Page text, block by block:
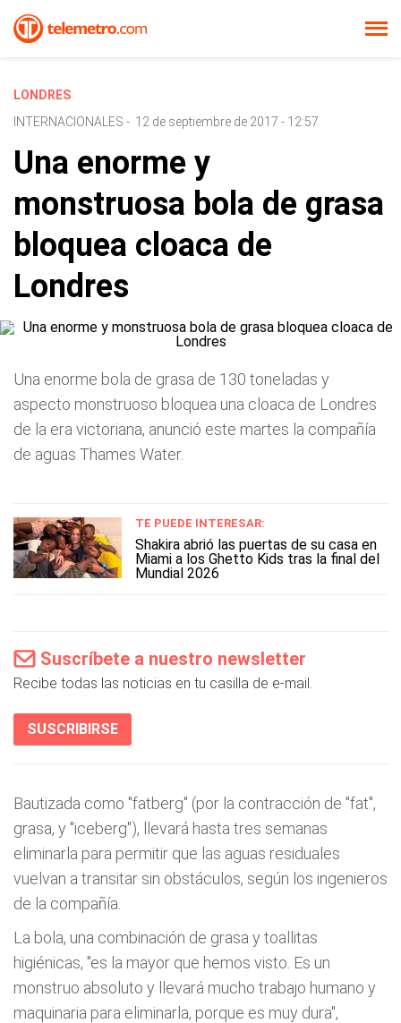
LONDRES
INTERNACIONALES - 12 de septiembre de 2017 - 12:57
Una enorme y
monstruosa bola de grasa
bloquea cloaca de
Londres
Una enorme bola de grasa de 130 toneladas y
aspecto monstruoso bloquea una cloaca de Londres
de la era victoriana, anunció este martes la compañía
de aguas Thames Water.
TE PUEDE INTERESAR:
Shakira abrió las puertas de su casa en
Miami a los Ghetto Kids tras la final del
Mundial 2026
Suscríbete a nuestro newsletter
Recibe todas las noticias en tu casilla de e-mail.
SUSCRIBIRSE
Bautizada como "fatberg" (por la contracción de "fat",
grasa, y "iceberg"), llevará hasta tres semanas
eliminarla para permitir que las aguas residuales
vuelvan a transitar sin obstáculos, según los ingenieros
de la compañía.
La bola, una combinación de grasa y toallitas
higiénicas, "es la mayor que hemos visto. Es un
monstruo absoluto y llevará mucho trabajo humano y
maquinaria para eliminarla, porque es muy dura",